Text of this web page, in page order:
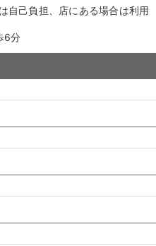
自己負担、店にある場合は利用
6分